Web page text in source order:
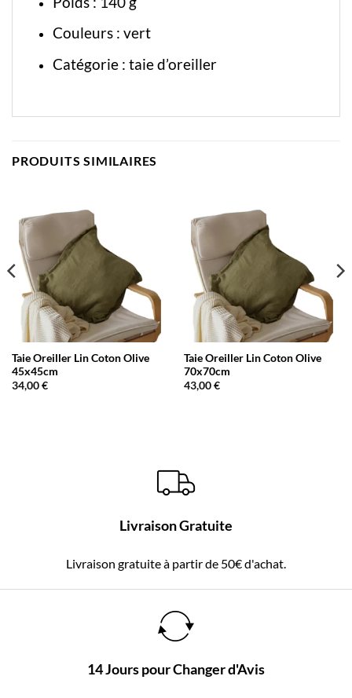
Couleurs : vert
Catégorie : taie d’oreiller
PRODUITS SIMILAIRES
Taie Oreiller Lin Coton Olive
45x45cm
34,00€
Taie Oreiller Lin Coton Olive
70x70cm
43,00€
Livraison Gratuite
Livraison gratuite à partir de 50€ d'achat.
14 Jours pour Changer d'Avis